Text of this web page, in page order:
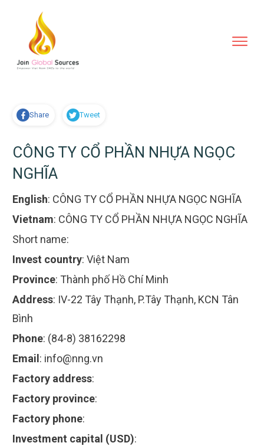
Share Tweet
CÔNG TY CỔ PHẦN NHỰA NGỌC
NGHĨA
English: CÔNG TY CỔ PHẦN NHỰA NGỌC NGHĨA
Vietnam: CÔNG TY CỔ PHẦN NHỰA NGỌC NGHĨA
Short name:
Invest country: Việt Nam
Province: Thành phố Hồ Chí Minh
Address: IV-22 Tây Thạnh, P.Tây Thạnh, KCN Tân
Bình
Phone: (84-8) 38162298
Email : info@nng.vn
Factory address:
Factory province:
Factory phone:
Investment capital (USD):